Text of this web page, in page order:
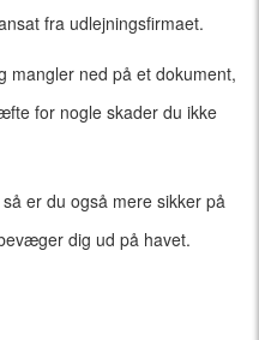
fra udlejningsfirmaet.
mangler ned på et dokument,
for nogle skader du ikke
er du også mere sikker på
dig ud på havet.